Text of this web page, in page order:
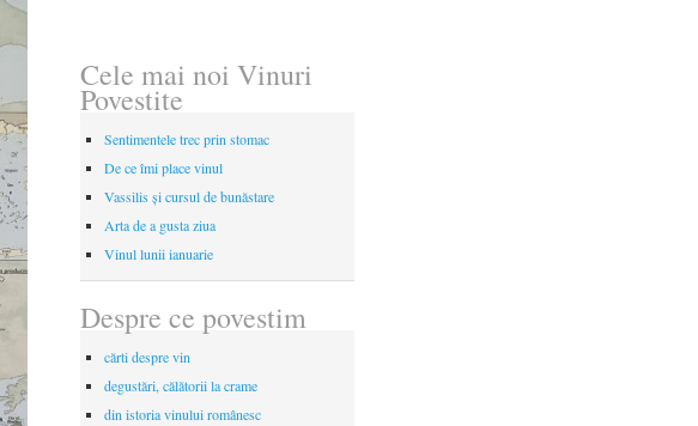
Cele mai noi Vinuri
Povestite
Sentimentele trec prin stomac
De ce îmi place vinul
Vassilis și cursul de bunăstare
Arta de a gusta ziua
Vinul lunii ianuarie
Despre ce povestim
cărti despre vin
degustări, călătorii la crame
din istoria vinului românesc